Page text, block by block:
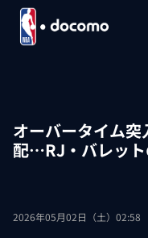
オーバータイム
配…RJ・バレッ
2026年05月02日（土）02:58